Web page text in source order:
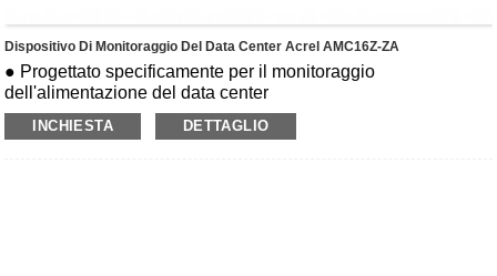
Dispositivo Di Monitoraggio Del Data Center Acrel AMC16Z-ZA
● Progettato specificamente per il monitoraggio
dell'alimentazione del data center
● Monitor A+B indipendenti 2 canali di circuiti in ingresso
trifaseINCHIESTA DETTAGLIO